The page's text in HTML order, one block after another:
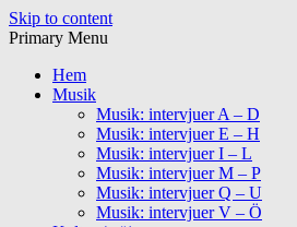
Skip to content
Primary Menu
Hem
Musik
Musik: intervjuer A – D
Musik: intervjuer E – H
Musik: intervjuer I – L
Musik: intervjuer M – P
Musik: intervjuer Q – U
Musik: intervjuer V – Ö